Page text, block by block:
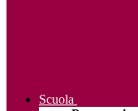
Scuola